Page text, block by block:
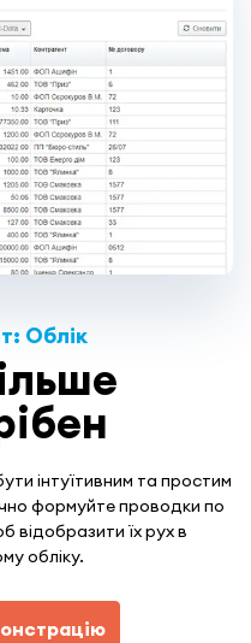
Облік
інтуїтивним та простим
формуйте проводки по
відобразити їх рух в
обліку.